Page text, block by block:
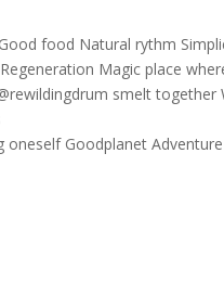
oneself Goodplanet